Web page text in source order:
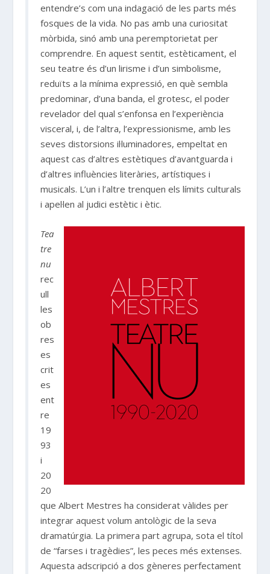
entendre’s com una indagació de les parts més
fosques de la vida. No pas amb una curiositat
mòrbida, sinó amb una peremptorietat per
comprendre. En aquest sentit, estèticament, el
seu teatre és d’un lirisme i d’un simbolisme,
reduïts a la mínima expressió, en què sembla
predominar, d’una banda, el grotesc, el poder
revelador del qual s’enfonsa en l’experiència
visceral, i, de l’altra, l’expressionisme, amb les
seves distorsions il·luminadores, empeltat en
aquest cas d’altres estètiques d’avantguarda i
d’altres influències literàries, artístiques i
musicals. L’un i l’altre trenquen els límits culturals
i apel·len al judici estètic i ètic.
Tea
tre
nu
rec
ull
les
ob
res
es
crit
es
ent
re
19
93
i
20
20
que Albert Mestres ha considerat vàlides per
integrar aquest volum antològic de la seva
dramatúrgia. La primera part agrupa, sota el títol
de “farses i tragèdies”, les peces més extenses.
Aquesta adscripció a dos gèneres perfectament